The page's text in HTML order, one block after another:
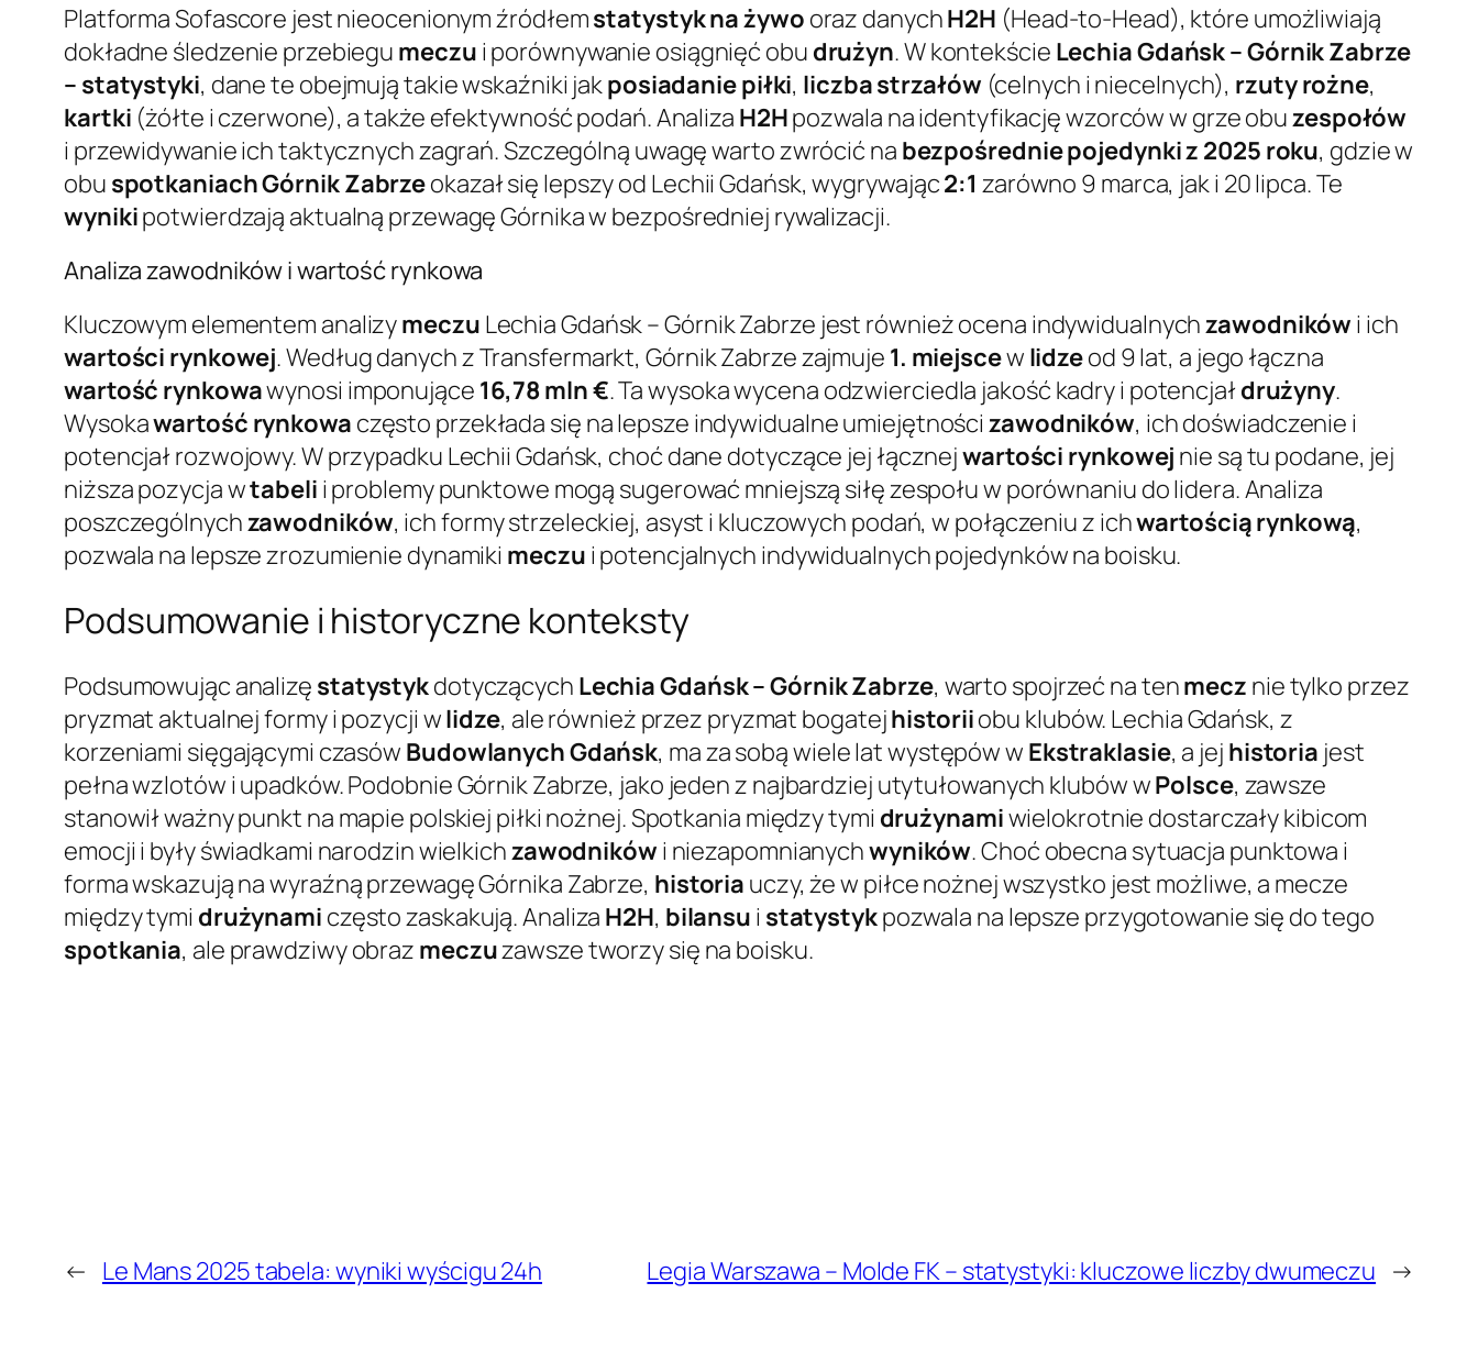
Platforma Sofascore jest nieocenionym źródłemstatystyk na żywo oraz danychH2H (Head-to-Head), które umożliwiają
dokładne śledzenie przebiegu meczu i porównywanie osiągnięć obu drużyn. W kontekście Lechia Gdańsk – Górnik Zabrze
– statystyki, dane te obejmują takie wskaźniki jakposiadanie piłki, liczba strzałów (celnych i niecelnych), rzuty rożne,
kartki (żółte i czerwone), a także efektywność podań. Analiza H2Hpozwala na identyfikację wzorców w grze obuzespołów
i przewidywanie ich taktycznych zagrań. Szczególną uwagę warto zwrócić na bezpośrednie pojedynki z 2025 roku, gdzie w
obu spotkaniachGórnik Zabrzeokazał się lepszy od Lechii Gdańsk, wygrywając2:1 zarówno 9 marca, jak i 20 lipca. Te
wynikipotwierdzają aktualną przewagę Górnika w bezpośredniej rywalizacji.
Analiza zawodników i wartość rynkowa
Kluczowym elementem analizymeczu Lechia Gdańsk – Górnik Zabrze jest również ocena indywidualnychzawodników i ich
wartości rynkowej. Według danych z Transfermarkt, Górnik Zabrze zajmuje 1. miejscew lidzeod 9 lat, a jego łączna
wartość rynkowawynosi imponujące 16,78 mln €. Ta wysoka wycena odzwierciedla jakość kadry i potencjałdrużyny.
Wysokawartość rynkowa często przekłada się na lepsze indywidualne umiejętnościzawodników, ich doświadczenie i
potencjał rozwojowy. W przypadku Lechii Gdańsk, choć dane dotyczące jej łącznejwartości rynkowej nie są tu podane, jej
niższa pozycja wtabeli i problemy punktowe mogą sugerować mniejszą siłę zespołu w porównaniu do lidera. Analiza
poszczególnychzawodników, ich formy strzeleckiej, asyst i kluczowych podań, w połączeniu z ichwartością rynkową,
pozwala na lepsze zrozumienie dynamiki meczu i potencjalnych indywidualnych pojedynków na boisku.
Podsumowanie i historyczne konteksty
Podsumowując analizę statystykdotyczących Lechia Gdańsk – Górnik Zabrze, warto spojrzeć na tenmecz nie tylko przez
pryzmat aktualnej formy i pozycji wlidze, ale również przez pryzmat bogatejhistoriiobu klubów. Lechia Gdańsk, z
korzeniami sięgającymi czasów Budowlanych Gdańsk, ma za sobą wiele lat występów w Ekstraklasie, a jej historia jest
pełna wzlotów i upadków. Podobnie Górnik Zabrze, jako jeden z najbardziej utytułowanych klubów wPolsce, zawsze
stanowił ważny punkt na mapie polskiej piłki nożnej. Spotkania między tymi drużynamiwielokrotnie dostarczały kibicom
emocji i były świadkami narodzin wielkichzawodników i niezapomnianychwyników. Choć obecna sytuacja punktowa i
forma wskazują na wyraźną przewagę Górnika Zabrze, historia uczy, że w piłce nożnej wszystko jest możliwe, a mecze
między tymi drużynami często zaskakują. Analiza H2H, bilansu i statystykpozwala na lepsze przygotowanie się do tego
spotkania, ale prawdziwy obraz meczuzawsze tworzy się na boisku.
← Le Mans 2025 tabela: wyniki wyścigu 24h Legia Warszawa – Molde FK – statystyki: kluczowe liczby dwumeczu →